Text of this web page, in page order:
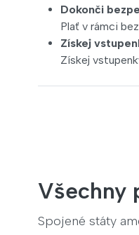
Dokonči
Plať v rámci
Získej
Získej
Všechny
Spojené státy